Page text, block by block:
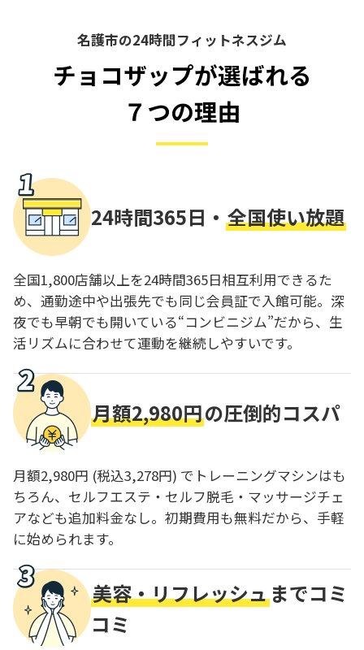
名護市の24時間フィットネスジム
チョコザップが選ばれる
７つの理由
24時間365日・ 全国使い放題
全国1,800店舗以上を24時間365日相互利用できるた
め、通勤途中や出張先でも同じ会員証で入館可能。深
夜でも早朝でも開いている“コンビニジム”だから、生
活リズムに合わせて運動を継続しやすいです。
月額2,980円の圧倒的コスパ
月額2,980円 (税込3,278円) でトレーニングマシンはも
ちろん、セルフエステ・セルフ脱毛・マッサージチェ
アなども追加料金なし。初期費用も無料だから、手軽
に始められます。
美容・リフレッシュまでコミ
コミ